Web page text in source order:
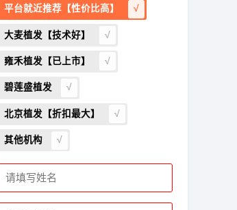
平台就近推荐【性价比高】
大麦植发【技术好】
雍禾植发【已上市】
碧莲盛植发
北京植发【折扣最大】
其他机构